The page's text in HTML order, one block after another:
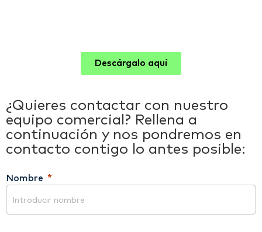
Descárgalo aquí
¿Quieres contactar con nuestro
equipo comercial? Rellena a
continuación y nos pondremos en
contacto contigo lo antes posible:
Nombre